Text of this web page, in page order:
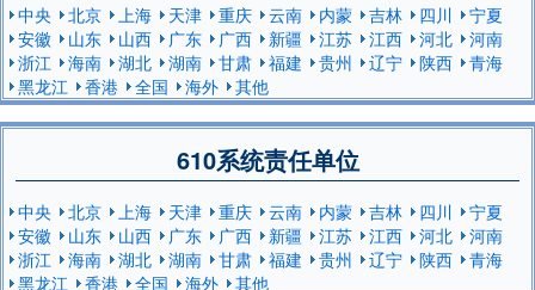
中央 北京 上海 天津 重庆 云南 内蒙 吉林 四川
宁夏
安徽
山东 山西 广东 广西 新疆 江苏 江西 河北
河南
浙江
海南 湖北 湖南 甘肃 福建 贵州 辽宁 陕西
青海
黑龙江
香港 全国 海外 其他
610系统责任单位
中央 北京 上海 天津 重庆 云南 内蒙 吉林 四川
宁夏
安徽
山东 山西 广东 广西 新疆 江苏 江西 河北
河南
浙江
海南 湖北 湖南 甘肃 福建 贵州 辽宁 陕西
青海
黑龙江
香港 全国 海外 其他